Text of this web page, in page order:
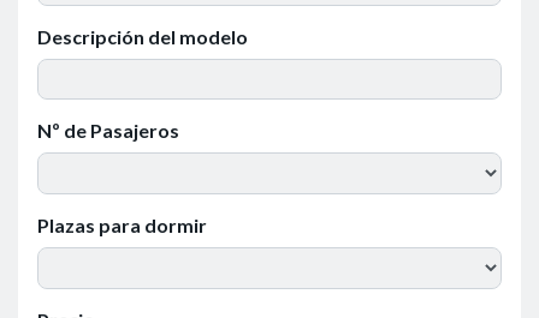
Descripción del modelo
Nº de Pasajeros
Plazas para dormir